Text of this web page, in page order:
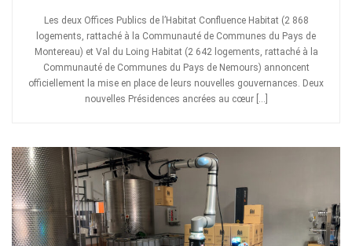
Les deux Offices Publics de l’Habitat Confluence Habitat (2 868
logements, rattaché à la Communauté de Communes du Pays de
Montereau) et Val du Loing Habitat (2 642 logements, rattaché à la
Communauté de Communes du Pays de Nemours) annoncent
officiellement la mise en place de leurs nouvelles gouvernances. Deux
nouvelles Présidences ancrées au cœur […]